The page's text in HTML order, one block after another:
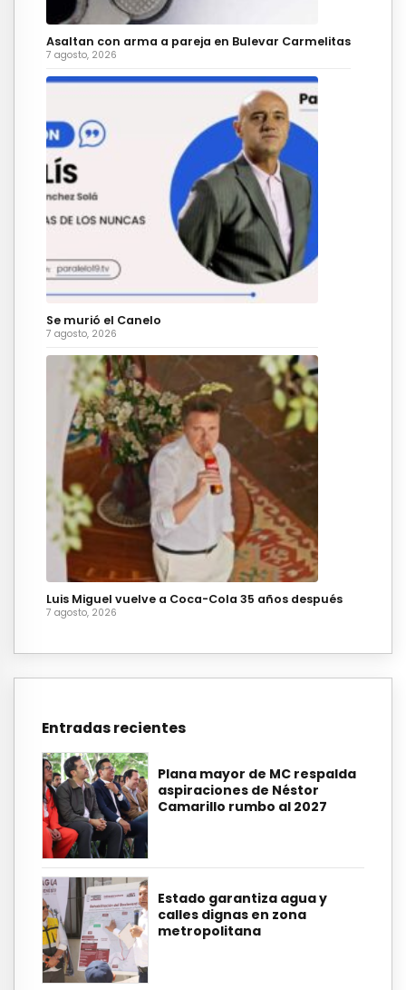
Asaltan con arma a pareja en Bulevar Carmelitas
7 agosto, 2026
Se murió el Canelo
7 agosto, 2026
Luis Miguel vuelve a Coca-Cola 35 años después
7 agosto, 2026
Entradas recientes
Plana mayor de MC respalda
aspiraciones de Néstor
Camarillo rumbo al 2027
Estado garantiza agua y
calles dignas en zona
metropolitana